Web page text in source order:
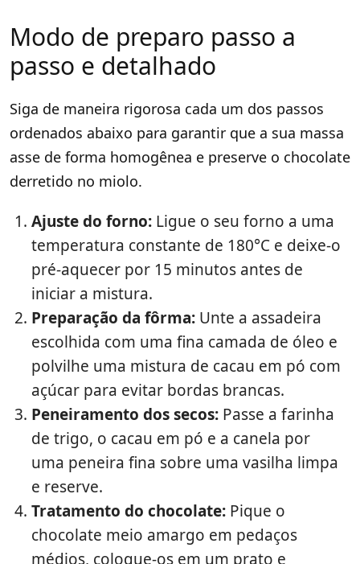
Modo de preparo passo a
passo e detalhado
Siga de maneira rigorosa cada um dos passos
ordenados abaixo para garantir que a sua massa
asse de forma homogênea e preserve o chocolate
derretido no miolo.
Ajuste do forno: Ligue o seu forno a uma
temperatura constante de 180°C e deixe-o
pré-aquecer por 15 minutos antes de
iniciar a mistura.
Preparação da fôrma: Unte a assadeira
escolhida com uma fina camada de óleo e
polvilhe uma mistura de cacau em pó com
açúcar para evitar bordas brancas.
Peneiramento dos secos: Passe a farinha
de trigo, o cacau em pó e a canela por
uma peneira fina sobre uma vasilha limpa
e reserve.
Tratamento do chocolate: Pique o
chocolate meio amargo em pedaços
médios, coloque-os em um prato e